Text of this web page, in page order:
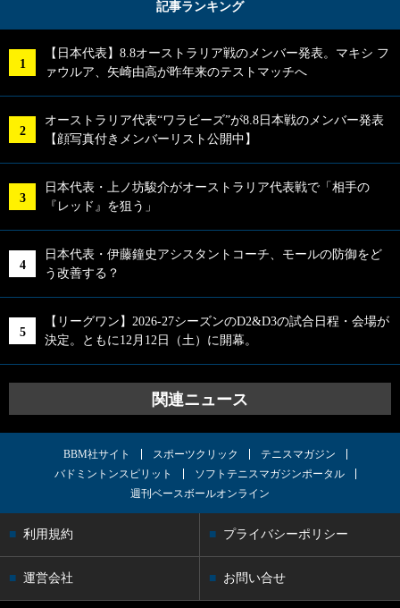
記事ランキング
【日本代表】8.8オーストラリア戦のメンバー発表。マキシ フ
ァウルア、矢崎由高が昨年来のテストマッチへ
オーストラリア代表“ワラビーズ”が8.8日本戦のメンバー発表
【顔写真付きメンバーリスト公開中】
日本代表・上ノ坊駿介がオーストラリア代表戦で「相手の
『レッド』を狙う」
日本代表・伊藤鐘史アシスタントコーチ、モールの防御をど
う改善する？
【リーグワン】2026-27シーズンのD2&D3の試合日程・会場が
決定。ともに12月12日（土）に開幕。
関連ニュース
BBM社サイト スポーツクリック
テニスマガジン
バドミントンスピリット
ソフトテニスマガジンポータル
週刊ベースボールオンライン
利用規約 プライバシーポリシー
運営会社 お問い合せ